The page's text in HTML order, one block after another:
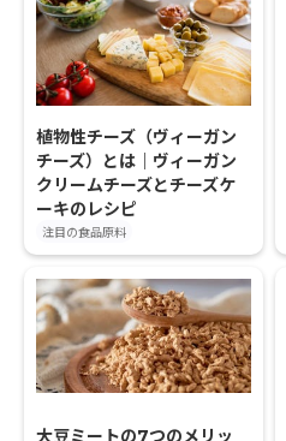
植物性チーズ（ヴィーガン
チーズ）とは｜ヴィーガン
クリームチーズとチーズケ
ーキのレシピ
注目の食品原料
大豆ミートの7つのメリッ